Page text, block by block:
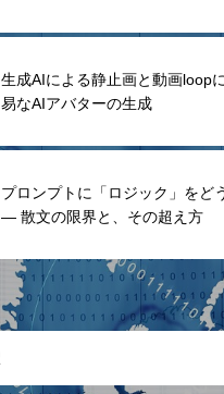
生成AIによる静止画と動画loop
易なAIアバターの生成
プロンプトに「ロジック」をど
— 散文の限界と、その超え方